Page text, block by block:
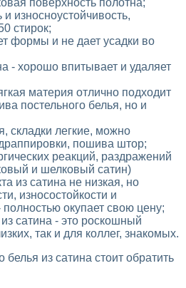
поверхность полотна;
износноустойчивость,
стирок;
формы и не дает усадки во
- хорошо впитывает и удаляет
материя отлично подходит
постельного белья, но и
складки легкие, можно
пошива штор;
реакций, раздражений
и шелковый сатин)
из сатина не низкая, но
износостойкости и
окупает свою цену;
сатина - это роскошный
так и для коллег, знакомых.
из сатина стоит обратить